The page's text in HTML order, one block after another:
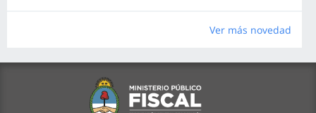
Ver más novedad